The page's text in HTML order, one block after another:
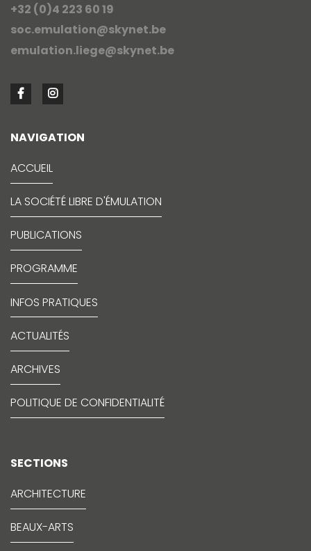
+32 (0)4 223 60 19
soc.emulation@skynet.be
emulation.liege@skynet.be
NAVIGATION
ACCUEIL
LA SOCIÉTÉ LIBRE D'ÉMULATION
PUBLICATIONS
PROGRAMME
INFOS PRATIQUES
ACTUALITÉS
ARCHIVES
POLITIQUE DE CONFIDENTIALITÉ
SECTIONS
ARCHITECTURE
BEAUX-ARTS